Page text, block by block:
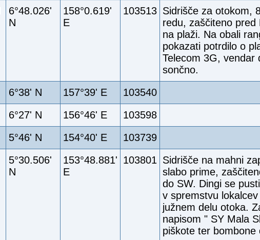
6°48.026'
N
158°0.619'
E
103513 Sidrišče za otokom,
redu, zaščiteno pred
na plaži. Na obali
pokazati potrdilo o
Telecom 3G, vendar
sončno.
6°38' N 157°39' E
103540
6°27' N 156°46' E
103598
5°46' N 154°40' E
103739
5°30.506'
N
153°48.881'
E
103801 Sidrišče na mahni
slabo prime,
do SW. Dingi se
v spremstvu
južnem delu otoka.
napisom " SY Mala
piškote ter bombone